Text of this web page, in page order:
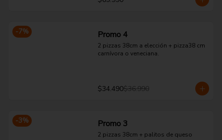
-7% Promo 4
2 pizzas 38cm a elección + pizza38 cm
carnívora o veneciana.
$34.490$36.990
-3% Promo 3
2 pizzas 38cm + palitos de queso